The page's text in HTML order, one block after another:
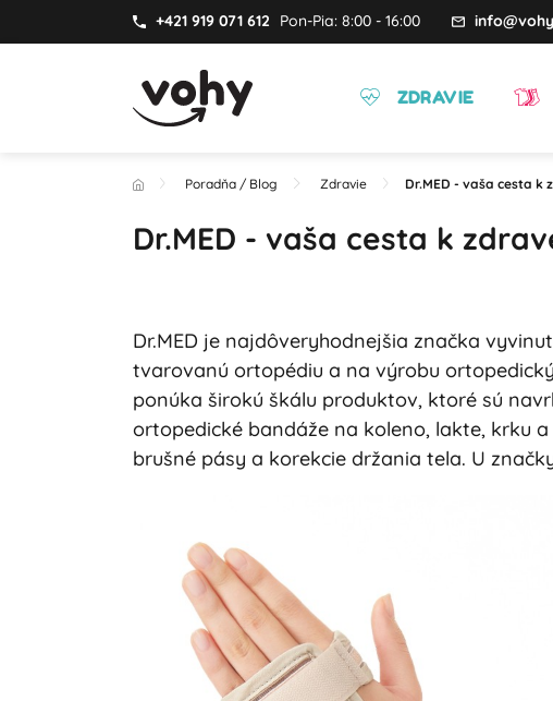
+421 919 071 612 Pon-Pia: 8:00 - 16:00
ZDRAVIE
Poradňa / Blog Zdravie Dr.MED - vaša cesta
Dr.MED - vaša cesta k
Dr.MED je najdôveryhodnejšia značka
tvarovanú ortopédiu a na výrobu
ponúka širokú škálu produktov, ktoré sú
ortopedické bandáže na koleno, lakte, krku
brušné pásy a korekcie držania tela. U